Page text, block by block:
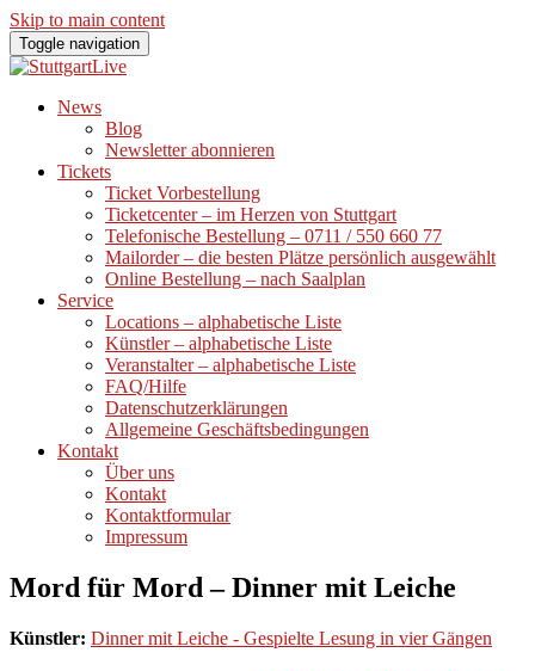
Skip to main content
Toggle navigation
News
Blog
Newsletter abonnieren
Tickets
Ticket Vorbestellung
Ticketcenter – im Herzen von Stuttgart
Telefonische Bestellung – 0711 / 550 660 77
Mailorder – die besten Plätze persönlich ausgewählt
Online Bestellung – nach Saalplan
Service
Locations – alphabetische Liste
Künstler – alphabetische Liste
Veranstalter – alphabetische Liste
FAQ/Hilfe
Datenschutzerklärungen
Allgemeine Geschäftsbedingungen
Kontakt
Über uns
Kontakt
Kontaktformular
Impressum
Mord für Mord – Dinner mit Leiche
Künstler: Dinner mit Leiche - Gespielte Lesung in vier Gängen